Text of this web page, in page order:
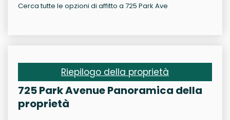
Cerca tutte le opzioni di affitto a 725 Park Ave
Riepilogo della proprietà
725 Park Avenue Panoramica della
proprietà